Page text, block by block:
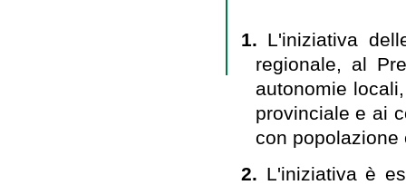
1. L'iniziativa
regionale, al
autonomie
provinciale e ai
con popolazione
2. L'iniziativa è